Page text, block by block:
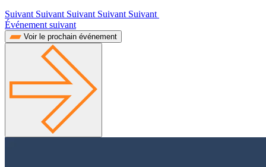
Suivant Suivant Suivant Suivant Suivant
Événement suivant
Voir le prochain événement